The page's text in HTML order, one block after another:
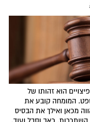
הוא זהותו של
המומחה קובע את
מכאן ואילך את הבסיס